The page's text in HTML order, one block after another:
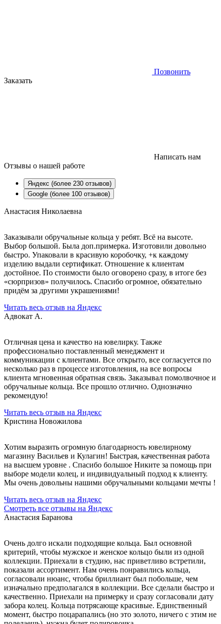
Позвонить
Заказать
Написать нам
Отзывы о нашей работе
Яндекс (более 230 отзывов)
Google (более 100 отзывов)
Анастасия Николаевна
Заказывали обручальные кольца у ребят. Всё на высоте.
Выбор большой. Была доп.примерка. Изготовили довольно
быстро. Упаковали в красивую коробочку, +к каждому
изделию выдали сертификат. Отношение к клиентам
достойное. По стоимости было оговорено сразу, в итоге без
«сюрпризов» получилось. Спасибо огромное, обязательно
придём за другими украшениями!
Читать весь отзыв на Яндекс
Адвокат А.
Отличная цена и качество на ювелирку. Также
профессионально поставленный менеджмент и
коммуникации с клиентами. Все открыто, все согласуется по
несколько раз в процессе изготовления, на все вопросы
клиента мгновенная обратная связь. Заказывал помолвочное и
обручальные кольца. Все прошло отлично. Однозначно
рекомендую!
Читать весь отзыв на Яндекс
Кристина Новожилова
Хотим выразить огромную благодарность ювелирному
магазину Васильев и Кулагин! Быстрая, качественная работа
на высшем уровне . Спасибо большое Никите за помощь при
выборе модели колец, и индивидуальный подход к клиенту.
Мы очень довольны нашими обручальными кольцами мечты !
Читать весь отзыв на Яндекс
Смотреть все отзывы на Яндекс
Анастасия Баранова
Очень долго искали подходящие кольца. Был основной
критерий, чтобы мужское и женское кольцо были из одной
коллекции. Приехали в студию, нас приветливо встретили,
показали ассортимент. Нам очень понравились кольца,
согласовали нюанс, чтобы бриллиант был побольше, чем
изначально предполагался в коллекции. Все сделали быстро и
качественно. Приехали на примерку и сразу согласовали дату
забора колец. Кольца потрясающе красивые. Единственный
момент, быстро поцарапались (но это золото, ничего с этим не